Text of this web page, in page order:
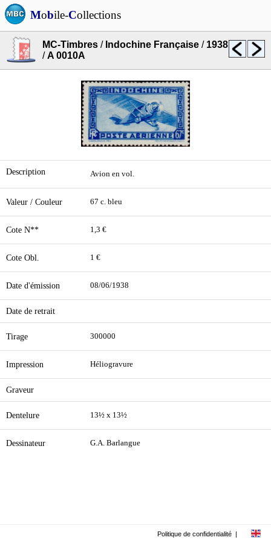
Mobile-Collections
MC-Timbres / Indochine Française / 1938
/A 0010A
Description Avion en vol.
Valeur / Couleur 67 c. bleu
Cote N** 1,3 €
Cote Obl. 1 €
Date d'émission 08/06/1938
Date de retrait
Tirage 300000
Impression Héliogravure
Graveur
Dentelure 13½ x 13½
Dessinateur G.A. Barlangue
Politique de confidentialité |